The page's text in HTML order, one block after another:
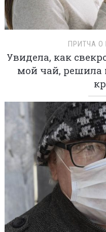
ПРИТЧА О
Увидела, как
мой чай, решила